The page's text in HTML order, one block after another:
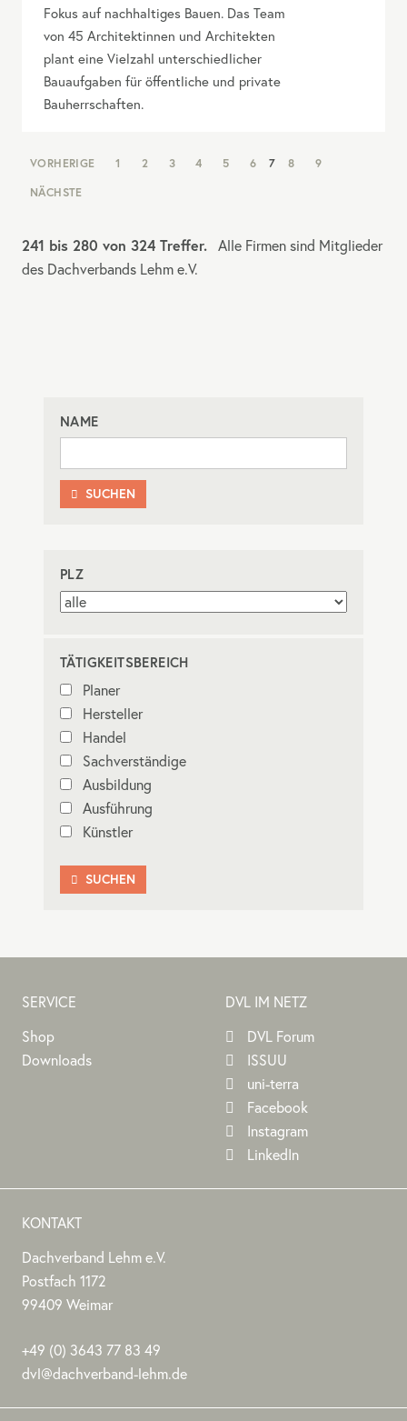
Fokus auf nachhaltiges Bauen. Das Team
von 45 Architektinnen und Architekten
plant eine Vielzahl unterschiedlicher
Bauaufgaben für öffentliche und private
Bauherrschaften.
NAV:
VORHERIGE 1 2 3 4 5 6 7 8
9
NÄCHSTE
241 bis 280 von 324 Treffer. Alle Firmen sind Mitglieder
des Dachverbands Lehm e.V.
NAME
 SUCHEN
PLZ
TÄTIGKEITSBEREICH
Planer
Hersteller
Handel
Sachverständige
Ausbildung
Ausführung
Künstler
 SUCHEN
SERVICE
Shop
Downloads
DVL IM NETZ
DVL Forum
ISSUU
uni-terra
Facebook
Instagram
LinkedIn
KONTAKT
Dachverband Lehm e.V.
Stephan
Jörchel
Stephan
Jörchel
Dachverband
Lehm
Postfach 1172
99409 Weimar
+49 (0) 3643 77 83 49
dvl@dachverband-lehm.de
DACHVERBAND
LEHM
Bundesverband